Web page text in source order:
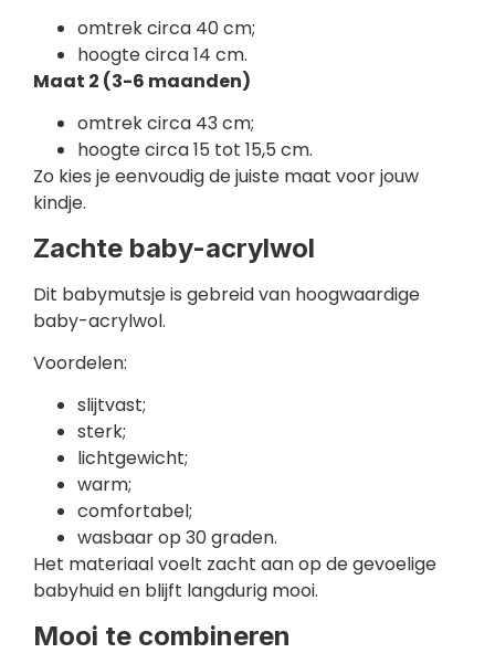
omtrek circa 40 cm;
hoogte circa 14 cm.
Maat 2 (3-6 maanden)
omtrek circa 43 cm;
hoogte circa 15 tot 15,5 cm.
Zo kies je eenvoudig de juiste maat voor jouw
kindje.
Zachte baby-acrylwol
Dit babymutsje is gebreid van hoogwaardige
baby-acrylwol.
Voordelen:
slijtvast;
sterk;
lichtgewicht;
warm;
comfortabel;
wasbaar op 30 graden.
Het materiaal voelt zacht aan op de gevoelige
babyhuid en blijft langdurig mooi.
Mooi te combineren